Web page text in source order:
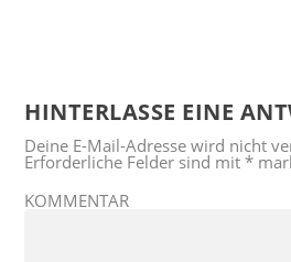
HINTERLASSE EINE
Deine E-Mail-Adresse wird nicht
Erforderliche Felder sind mit*
KOMMENTAR